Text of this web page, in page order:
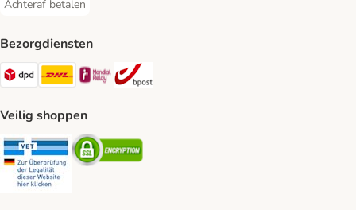
Achteraf betalen
Achteraf betalen Payment Method
Bezorgdiensten
Dpd Shipping Method
DHL Shipping Method
Mondial Relay Shipping Method
Veilig shoppen
Security Security